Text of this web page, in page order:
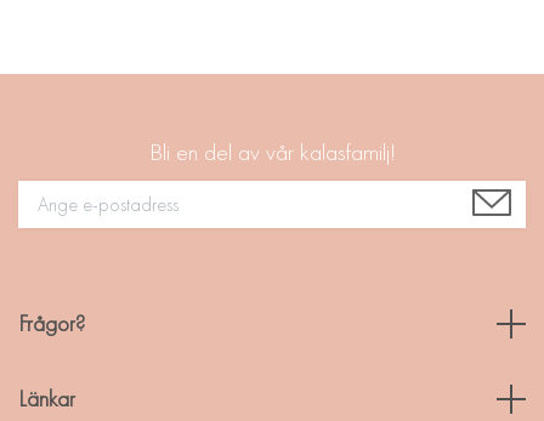
Bli en del av vår kalasfamilj!
Frågor?
Länkar